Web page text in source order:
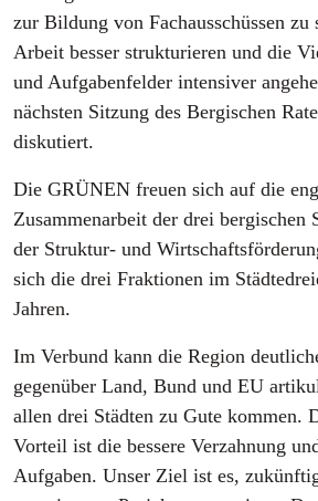
zur Bildung von Fachausschüssen
Arbeit besser strukturieren und die
und Aufgabenfelder intensiver
nächsten Sitzung des Bergischen
diskutiert.
Die GRÜNEN freuen sich auf die
Zusammenarbeit der drei bergischen
der Struktur- und
sich die drei Fraktionen im
Jahren.
Im Verbund kann die Region
gegenüber Land, Bund und EU
allen drei Städten zu Gute kommen.
Vorteil ist die bessere Verzahnung
Aufgaben. Unser Ziel ist es,